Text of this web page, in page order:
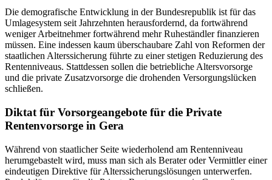
Die demografische Entwicklung in der Bundesrepublik ist für das
Umlagesystem seit Jahrzehnten herausfordernd, da fortwährend
weniger Arbeitnehmer fortwährend mehr Ruheständler finanzieren
müssen. Eine indessen kaum überschaubare Zahl von Reformen der
staatlichen Alterssicherung führte zu einer stetigen Reduzierung des
Rentenniveaus. Stattdessen sollen die betriebliche Altersvorsorge
und die private Zusatzvorsorge die drohenden Versorgungslücken
schließen.
Diktat für Vorsorgeangebote für die Private
Rentenvorsorge in Gera
Während von staatlicher Seite wiederholend am Rentenniveau
herumgebastelt wird, muss man sich als Berater oder Vermittler einer
eindeutigen Direktive für Alterssicherungslösungen unterwerfen.